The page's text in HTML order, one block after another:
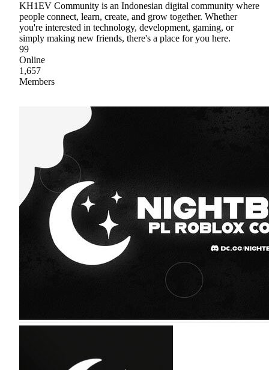
KH1EV Community is an Indonesian digital community where
people connect, learn, create, and grow together. Whether
you're interested in technology, development, gaming, or
simply making new friends, there's a place for you here.
99
Online
1,657
Members